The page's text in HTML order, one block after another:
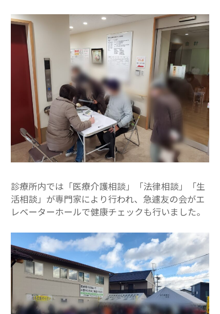
診療所内では「医療介護相談」「法律相談」「生
活相談」が専門家により行われ、急遽友の会がエ
レベーターホールで健康チェックも行いました。